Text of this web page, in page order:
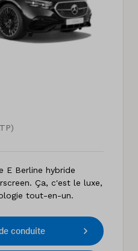
E Berline hybride
Ça, c'est le luxe,
tout-en-un.
conduite